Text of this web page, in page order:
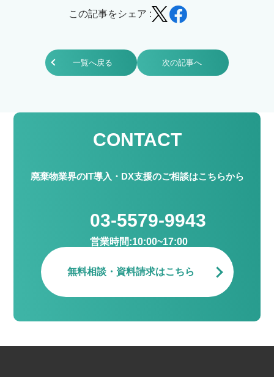
この記事をシェア :
一覧へ戻る 次の記事へ
CONTACT
廃棄物業界のIT導入・DX支援のご相談はこちらから
無料相談・資料請求はこちら
03-5579-9943
営業時間:10:00~17:00